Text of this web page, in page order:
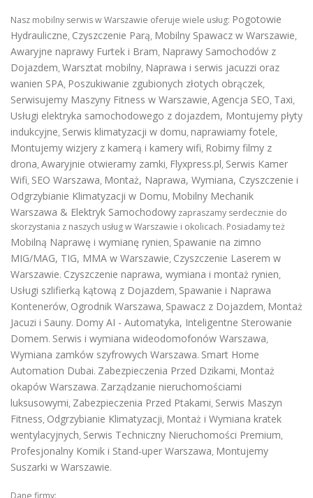
Nasz mobilny serwis w Warszawie oferuje wiele usług: Pogotowie
Hydrauliczne, Czyszczenie Parą, Mobilny Spawacz w Warszawie,
Awaryjne naprawy Furtek i Bram, Naprawy Samochodów z
Dojazdem, Warsztat mobilny, Naprawa i serwis jacuzzi oraz
wanien SPA, Poszukiwanie zgubionych złotych obrączek,
Serwisujemy Maszyny Fitness w Warszawie, Agencja SEO, Taxi,
Usługi elektryka samochodowego z dojazdem, Montujemy płyty
indukcyjne, Serwis klimatyzacji w domu, naprawiamy fotele,
Montujemy wizjery z kamerą i kamery wifi, Robimy filmy z
drona, Awaryjnie otwieramy zamki, Flyxpress.pl, Serwis Kamer
Wifi, SEO Warszawa, Montaż, Naprawa, Wymiana, Czyszczenie i
Odgrzybianie Klimatyzacji w Domu, Mobilny Mechanik
Warszawa & Elektryk Samochodowy zapraszamy serdecznie do
skorzystania z naszych usług w Warszawie i okolicach. Posiadamy też
Mobilną Naprawę i wymianę rynien, Spawanie na zimno
MIG/MAG, TIG, MMA w Warszawie, Czyszczenie Laserem w
Warszawie. Czyszczenie naprawa, wymiana i montaż rynien,
Usługi szlifierką kątową z Dojazdem, Spawanie i Naprawa
Kontenerów, Ogrodnik Warszawa, Spawacz z Dojazdem, Montaż
Jacuzi i Sauny. Domy AI - Automatyka, Inteligentne Sterowanie
Domem. Serwis i wymiana wideodomofonów Warszawa,
Wymiana zamków szyfrowych Warszawa. Smart Home
Automation Dubai. Zabezpieczenia Przed Dzikami, Montaż
okapów Warszawa. Zarządzanie nieruchomościami
luksusowymi, Zabezpieczenia Przed Ptakami, Serwis Maszyn
Fitness, Odgrzybianie Klimatyzacji, Montaż i Wymiana kratek
wentylacyjnych, Serwis Techniczny Nieruchomości Premium,
Profesjonalny Komik i Stand-uper Warszawa, Montujemy
Suszarki w Warszawie.